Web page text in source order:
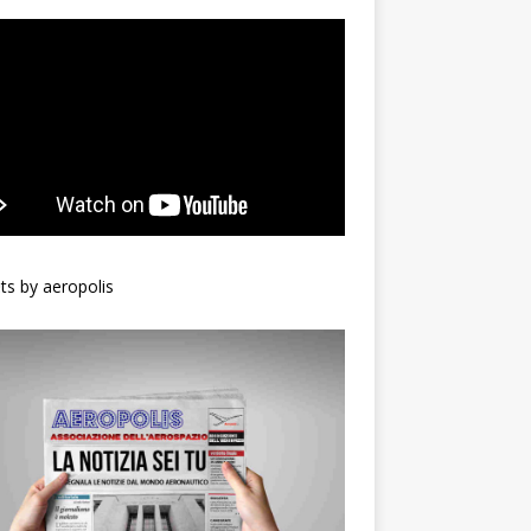
by aeropolis